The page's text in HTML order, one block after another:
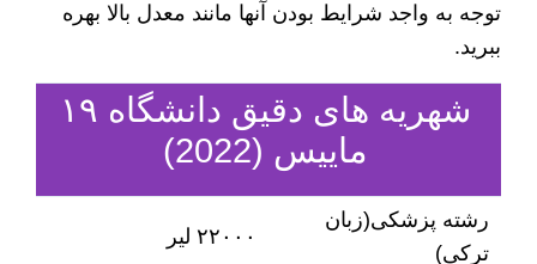
توجه به واجد شرایط بودن آنها مانند معدل بالا بهره
ببرید.
شهریه‌ های دقیق دانشگاه ۱۹
ماییس (2022)
رشته پزشکی(زبان
ترکی)
۲۲۰۰۰ لیر